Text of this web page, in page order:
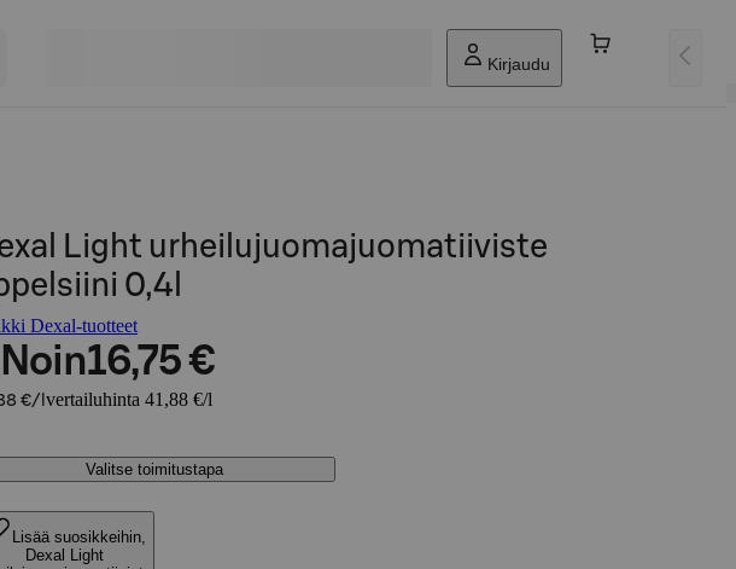
Kirjaudu
Light urheilujuomajuomatiiviste
0,4l
Dexal-tuotteet
Noin16,75 €
€/l vertailuhinta 41,88 €/l
Valitse toimitustapa
Lisää suosikkeihin,
Dexal Light